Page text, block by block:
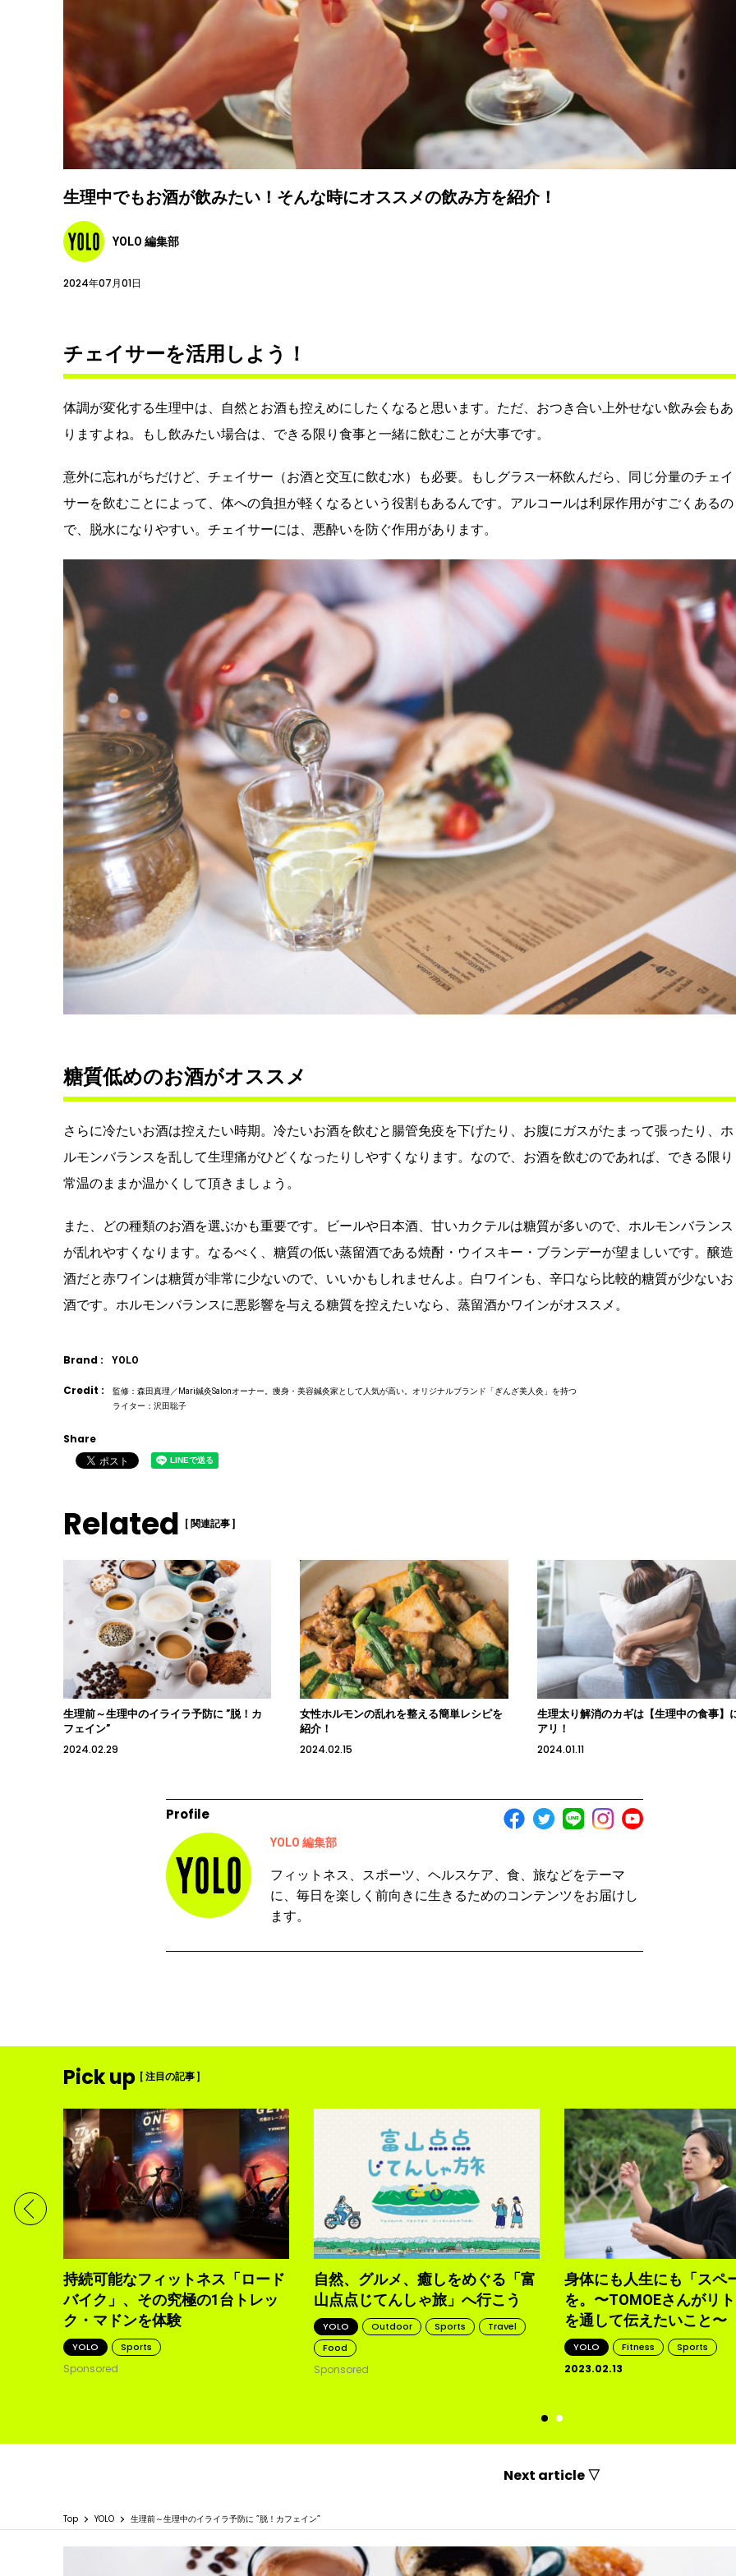
生理中でもお酒が飲みたい！そんな時にオススメの飲み方を紹介！
YOLO 編集部
2024年07月01日
チェイサーを活用しよう！
体調が変化する生理中は、自然とお酒も控えめにしたくなると思います。ただ、おつき合い上外せない飲み会もあ
りますよね。もし飲みたい場合は、できる限り食事と一緒に飲むことが大事です。
意外に忘れがちだけど、チェイサー（お酒と交互に飲む水）も必要。もしグラス一杯飲んだら、同じ分量のチェイ
サーを飲むことによって、体への負担が軽くなるという役割もあるんです。アルコールは利尿作用がすごくあるの
で、脱水になりやすい。チェイサーには、悪酔いを防ぐ作用があります。
糖質低めのお酒がオススメ
さらに冷たいお酒は控えたい時期。冷たいお酒を飲むと腸管免疫を下げたり、お腹にガスがたまって張ったり、ホ
ルモンバランスを乱して生理痛がひどくなったりしやすくなります。なので、お酒を飲むのであれば、できる限り
常温のままか温かくして頂きましょう。
また、どの種類のお酒を選ぶかも重要です。ビールや日本酒、甘いカクテルは糖質が多いので、ホルモンバランス
が乱れやすくなります。なるべく、糖質の低い蒸留酒である焼酎・ウイスキー・ブランデーが望ましいです。醸造
酒だと赤ワインは糖質が非常に少ないので、いいかもしれませんよ。白ワインも、辛口なら比較的糖質が少ないお
酒です。ホルモンバランスに悪影響を与える糖質を控えたいなら、蒸留酒かワインがオススメ。
Brand : YOLO
Credit :
監修：森田真理／Mari鍼灸Salonオーナー。痩身・美容鍼灸家として人気が高い。オリジナルブランド「ぎんざ美人灸」を持つ
ライター：沢田聡子
Share
Related [ 関連記事 ]
生理前～生理中のイライラ予防に ”脱！カ
フェイン”
2024.02.29
女性ホルモンの乱れを整える簡単レシピを
紹介！
2024.02.15
生理太り解消のカギは【生理中の食事】
アリ！
2024.01.11
Profile
YOLO 編集部
フィットネス、スポーツ、ヘルスケア、食、旅などをテーマ
に、毎日を楽しく前向きに生きるためのコンテンツをお届けし
ます。
Pick up [ 注目の記事 ]
現す
持続可能なフィットネス「ロード
バイク」、その究極の1台トレッ
ク・マドンを体験
YOLO Sports
Sponsored
自然、グルメ、癒しをめぐる「富
山点点じてんしゃ旅」へ行こう
YOLO Outdoor Sports
Travel
Food
Sponsored
身体にも人生にも「スペ
を。〜TOMOEさんがリ
を通して伝えたいこと〜
YOLO Fitness Sports
2023.02.13
Next article ▽
Top YOLO 生理前～生理中のイライラ予防に ”脱！カフェイン”